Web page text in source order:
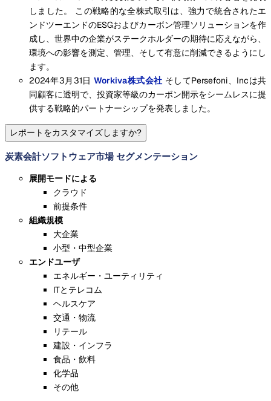
しました。 この戦略的な全株式取引は、強力で統合されたエ
ンドツーエンドのESGおよびカーボン管理ソリューションを作
成し、世界中の企業がステークホルダーの期待に応えながら、
環境への影響を測定、管理、そして有意に削減できるようにし
ます。
2024年3月31日Workiva株式会社 そしてPersefoni、Incは共
同顧客に透明で、投資家等級のカーボン開示をシームレスに提
供する戦略的パートナーシップを発表しました。
レポートをカスタマイズしますか?
炭素会計ソフトウェア市場 セグメンテーション
展開モードによる
クラウド
前提条件
組織規模
大企業
小型・中型企業
エンドユーザ
エネルギー・ユーティリティ
ITとテレコム
ヘルスケア
交通・物流
リテール
建設・インフラ
食品・飲料
化学品
その他